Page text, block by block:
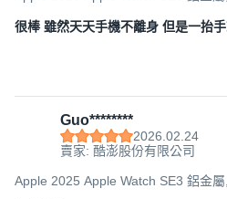
很棒 雖然天天手機不離身 但是一抬
Guo********
2026.02.24
賣家: 酷澎股份有限公司
Apple 2025 Apple Watch SE3 鋁金